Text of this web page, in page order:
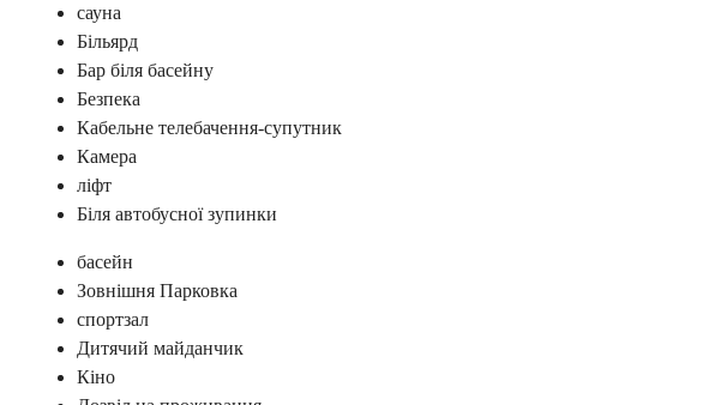
сауна
Більярд
Бар біля басейну
Безпека
Кабельне телебачення-супутник
Камера
ліфт
Біля автобусної зупинки
басейн
Зовнішня Парковка
спортзал
Дитячий майданчик
Кіно